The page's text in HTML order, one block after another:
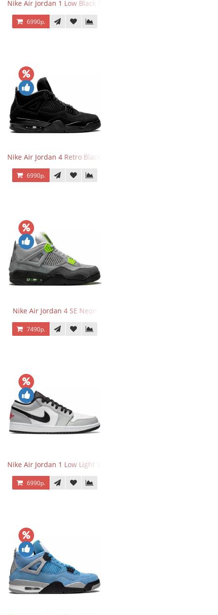
Nike Air Jordan 1 Low Black Toe
6990р.
Nike Air Jordan 4 Retro Black Cat
6990р.
Nike Air Jordan 4 SE Neon
7490р.
Nike Air Jordan 1 Low Light Smoke Grey
6990р.